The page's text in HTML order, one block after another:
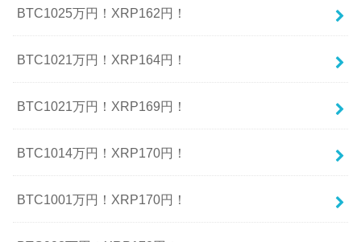
BTC1025万円！XRP162円！
BTC1021万円！XRP164円！
BTC1021万円！XRP169円！
BTC1014万円！XRP170円！
BTC1001万円！XRP170円！